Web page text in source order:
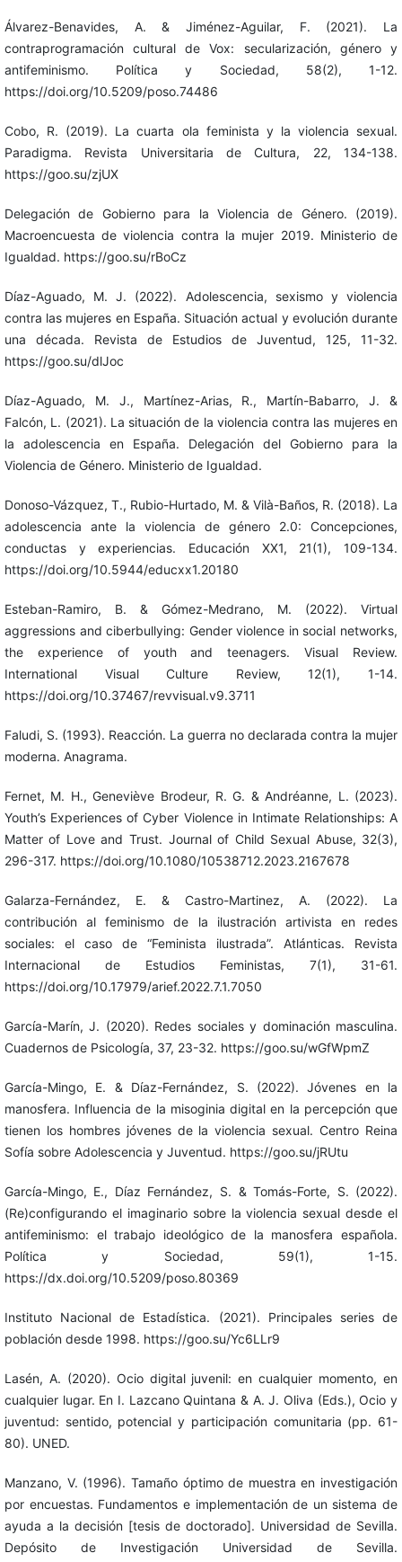
Álvarez-Benavides, A. & Jiménez-Aguilar, F. (2021). La
contraprogramación cultural de Vox: secularización, género y
antifeminismo. Política y Sociedad, 58(2), 1-12.
https://doi.org/10.5209/poso.74486
Cobo, R. (2019). La cuarta ola feminista y la violencia sexual.
Paradigma. Revista Universitaria de Cultura, 22, 134-138.
https://goo.su/zjUX
Delegación de Gobierno para la Violencia de Género. (2019).
Macroencuesta de violencia contra la mujer 2019. Ministerio de
Igualdad. https://goo.su/rBoCz
Díaz-Aguado, M. J. (2022). Adolescencia, sexismo y violencia
contra las mujeres en España. Situación actual y evolución durante
una década. Revista de Estudios de Juventud, 125, 11-32.
https://goo.su/dlJoc
Díaz-Aguado, M. J., Martínez-Arias, R., Martín-Babarro, J. &
Falcón, L. (2021). La situación de la violencia contra las mujeres en
la adolescencia en España. Delegación del Gobierno para la
Violencia de Género. Ministerio de Igualdad.
Donoso-Vázquez, T., Rubio-Hurtado, M. & Vilà-Baños, R. (2018). La
adolescencia ante la violencia de género 2.0: Concepciones,
conductas y experiencias. Educación XX1, 21(1), 109-134.
https://doi.org/10.5944/educxx1.20180
Esteban-Ramiro, B. & Gómez-Medrano, M. (2022). Virtual
aggressions and ciberbullying: Gender violence in social networks,
the experience of youth and teenagers. Visual Review.
International Visual Culture Review, 12(1), 1-14.
https://doi.org/10.37467/revvisual.v9.3711
Faludi, S. (1993). Reacción. La guerra no declarada contra la mujer
moderna. Anagrama.
Fernet, M. H., Geneviève Brodeur, R. G. & Andréanne, L. (2023).
Youth’s Experiences of Cyber Violence in Intimate Relationships: A
Matter of Love and Trust. Journal of Child Sexual Abuse, 32(3),
296-317. https://doi.org/10.1080/10538712.2023.2167678
Galarza-Fernández, E. & Castro-Martinez, A. (2022). La
contribución al feminismo de la ilustración artivista en redes
sociales: el caso de “Feminista ilustrada”. Atlánticas. Revista
Internacional de Estudios Feministas, 7(1), 31-61.
https://doi.org/10.17979/arief.2022.7.1.7050
García-Marín, J. (2020). Redes sociales y dominación masculina.
Cuadernos de Psicología, 37, 23-32. https://goo.su/wGfWpmZ
García-Mingo, E. & Díaz-Fernández, S. (2022). Jóvenes en la
manosfera. Influencia de la misoginia digital en la percepción que
tienen los hombres jóvenes de la violencia sexual. Centro Reina
Sofía sobre Adolescencia y Juventud. https://goo.su/jRUtu
García-Mingo, E., Díaz Fernández, S. & Tomás-Forte, S. (2022).
(Re)configurando el imaginario sobre la violencia sexual desde el
antifeminismo: el trabajo ideológico de la manosfera española.
Política y Sociedad, 59(1), 1-15.
https://dx.doi.org/10.5209/poso.80369
Instituto Nacional de Estadística. (2021). Principales series de
población desde 1998. https://goo.su/Yc6LLr9
Lasén, A. (2020). Ocio digital juvenil: en cualquier momento, en
cualquier lugar. En I. Lazcano Quintana & A. J. Oliva (Eds.), Ocio y
juventud: sentido, potencial y participación comunitaria (pp. 61-
80). UNED.
Manzano, V. (1996). Tamaño óptimo de muestra en investigación
por encuestas. Fundamentos e implementación de un sistema de
ayuda a la decisión [tesis de doctorado]. Universidad de Sevilla.
Depósito de Investigación Universidad de Sevilla.